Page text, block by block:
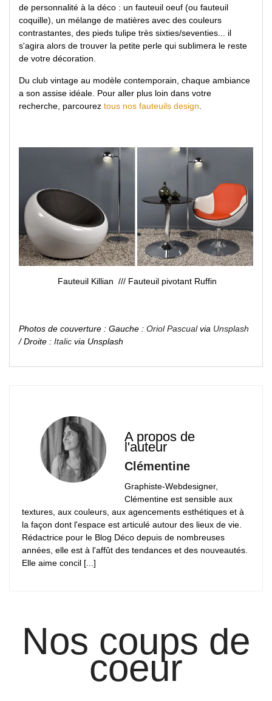
de personnalité à la déco : un fauteuil oeuf (ou fauteuil
coquille), un mélange de matières avec des couleurs
contrastantes, des pieds tulipe très sixties/seventies... il
s'agira alors de trouver la petite perle qui sublimera le reste
de votre décoration.
Du club vintage au modèle contemporain, chaque ambiance
a son assise idéale. Pour aller plus loin dans votre
recherche, parcourez tous nos fauteuils design
Fauteuil Killian /// Fauteuil pivotant Ruffin
Photos de couverture : Gauche : Oriol Pascualvia Unsplash
/ Droite : Italic via Unsplash
A propos de
l'auteur
Clémentine
Graphiste-Webdesigner,
Clémentine est sensible aux
textures, aux couleurs, aux agencements esthétiques et à
la façon dont l'espace est articulé autour des lieux de vie.
Rédactrice pour le Blog Déco depuis de nombreuses
années, elle est à l'affût des tendances et des nouveautés.
Elle aime concil [...]
Nos coups de
coeur